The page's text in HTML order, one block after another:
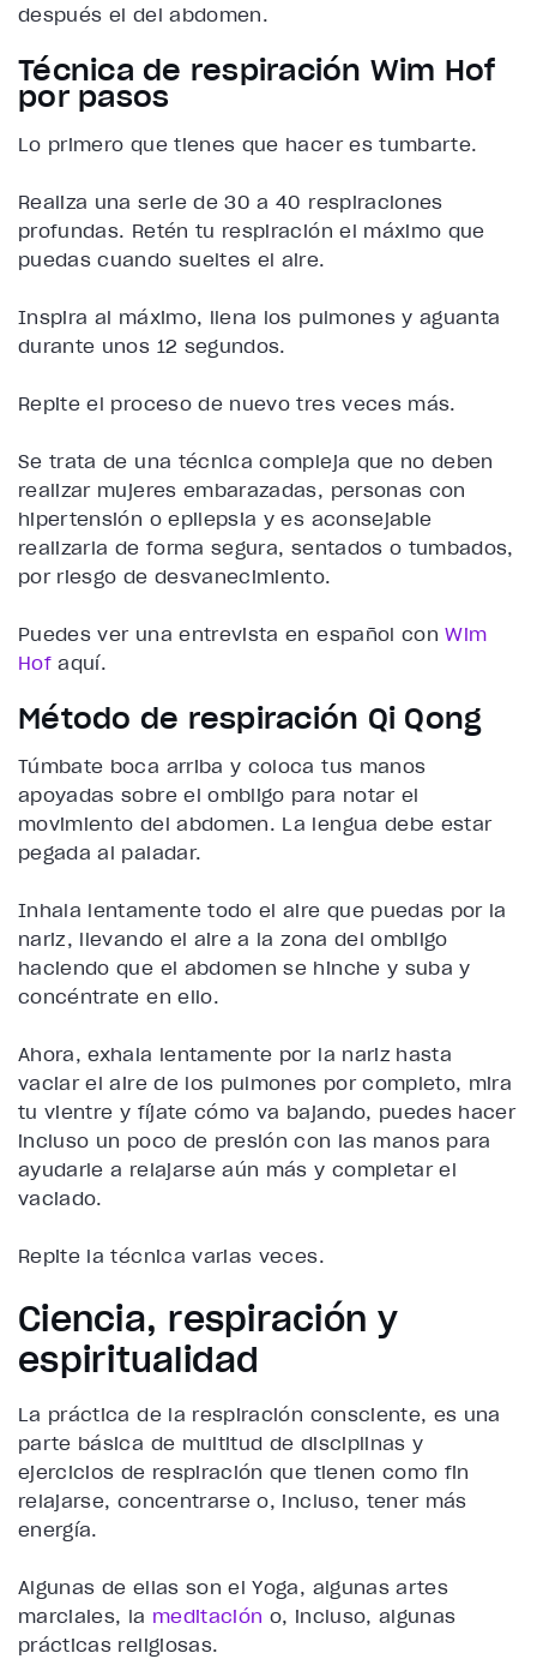
después el del abdomen.
Técnica de respiración Wim Hof
por pasos
Lo primero que tienes que hacer es tumbarte.
Realiza una serie de 30 a 40 respiraciones
profundas. Retén tu respiración el máximo que
puedas cuando sueltes el aire.
Inspira al máximo, llena los pulmones y aguanta
durante unos 12 segundos.
Repite el proceso de nuevo tres veces más.
Se trata de una técnica compleja que no deben
realizar mujeres embarazadas, personas con
hipertensión o epilepsia y es aconsejable
realizarla de forma segura, sentados o tumbados,
por riesgo de desvanecimiento.
Puedes ver una entrevista en español conWim
Hof aquí.
Método de respiración Qi Qong
Túmbate boca arriba y coloca tus manos
apoyadas sobre el ombligo para notar el
movimiento del abdomen. La lengua debe estar
pegada al paladar.
Inhala lentamente todo el aire que puedas por la
nariz, llevando el aire a la zona del ombligo
haciendo que el abdomen se hinche y suba y
concéntrate en ello.
Ahora, exhala lentamente por la nariz hasta
vaciar el aire de los pulmones por completo, mira
tu vientre y fíjate cómo va bajando, puedes hacer
incluso un poco de presión con las manos para
ayudarle a relajarse aún más y completar el
vaciado.
Repite la técnica varias veces.
Ciencia, respiración y
espiritualidad
La práctica de la respiración consciente, es una
parte básica de multitud de disciplinas y
ejercicios de respiración que tienen como fin
relajarse, concentrarse o, incluso, tener más
energía.
Algunas de ellas son el Yoga, algunas artes
marciales, la meditación o, incluso, algunas
prácticas religiosas.